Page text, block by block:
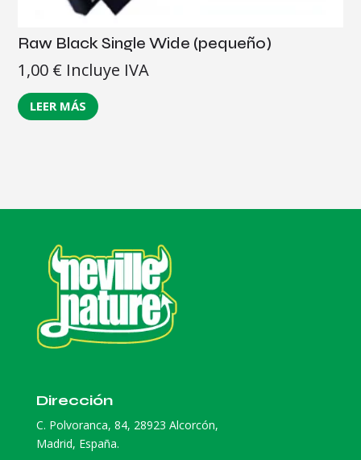
Raw Black Single Wide (pequeño)
1,00 € Incluye IVA
LEER MÁS
Dirección
C. Polvoranca, 84, 28923 Alcorcón,
Madrid, España.